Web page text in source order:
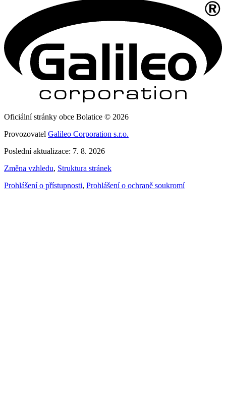
Oficiální stránky obce Bolatice © 2026
Provozovatel Galileo Corporation s.r.o.
Poslední aktualizace: 7. 8. 2026
Změna vzhledu, Struktura stránek
Prohlášení o přístupnosti, Prohlášení o ochraně soukromí